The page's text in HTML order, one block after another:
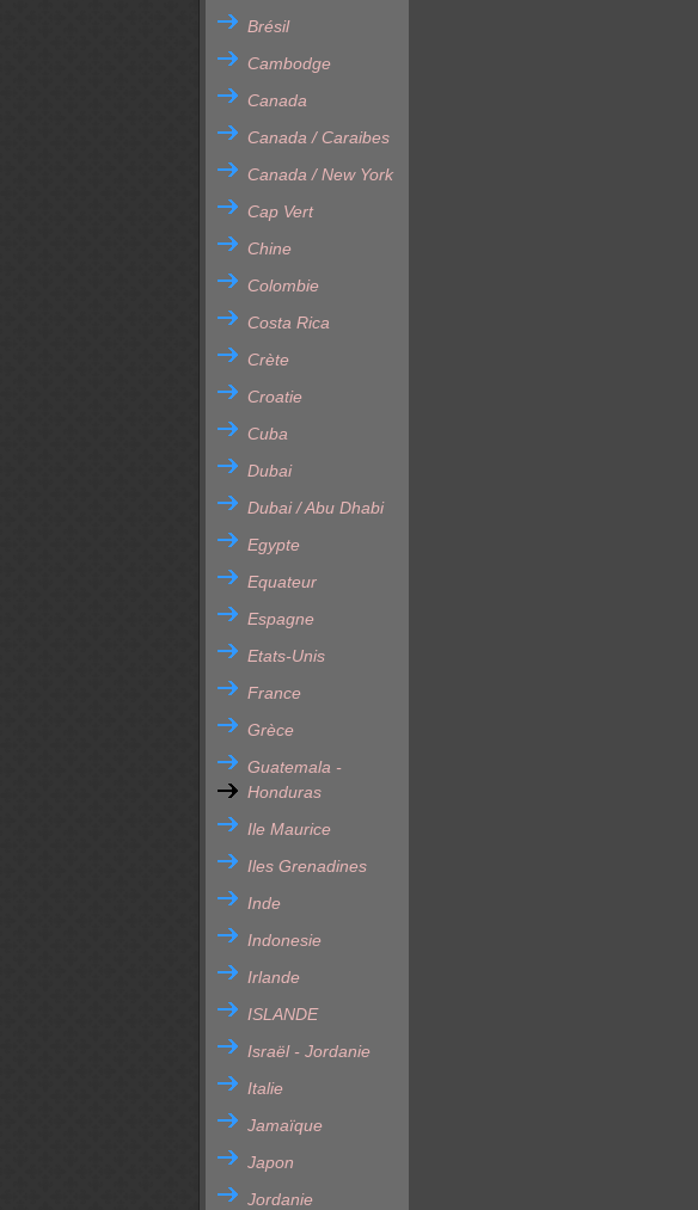
Brésil
Cambodge
Canada
Canada / Caraibes
Canada / New York
Cap Vert
Chine
Colombie
Costa Rica
Crète
Croatie
Cuba
Dubai
Dubai / Abu Dhabi
Egypte
Equateur
Espagne
Etats-Unis
France
Grèce
Guatemala -
Honduras
Ile Maurice
Iles Grenadines
Inde
Indonesie
Irlande
ISLANDE
Israël - Jordanie
Italie
Jamaïque
Japon
Jordanie